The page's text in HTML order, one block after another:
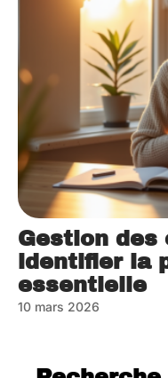
Gestion des
identifier la
essentielle
10 mars 2026